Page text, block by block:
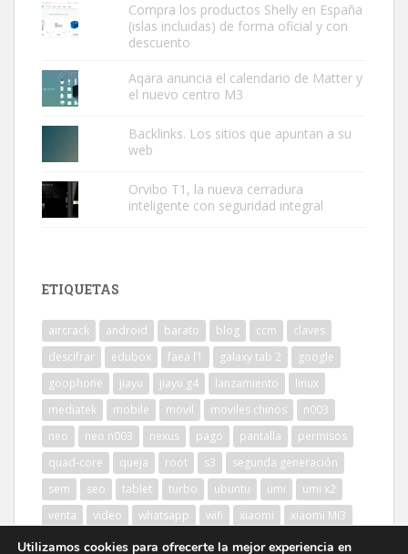
Compra los productos Shelly en España
(islas incluidas) de forma oficial y con
descuento
Aqara anuncia el calendario de Matter y
el nuevo centro M3
Backlinks. Los sitios que apuntan a su
web
Orvibo T1, la nueva cerradura
inteligente con seguridad integral
ETIQUETAS
aircrack android barato blog ccm
claves
descifrar
edubox faea f1 galaxy tab 2
google
goophone
jiayu jiayu g4 lanzamiento
linux
mediatek
mobile movil moviles chinos
n003
neo
neo n003 nexus pago pantalla
permisos
quad-core
queja root s3
segunda generación
sem
seo tablet turbo ubuntu umi
umi x2
venta
video whatsapp wifi xiaomi xiaomi Mi3
Utilizamos cookies para ofrecerte la mejor experiencia en